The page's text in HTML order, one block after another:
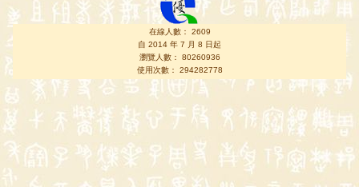
在線人數： 2609
自 2014 年 7 月 8 日起
瀏覽人數： 80260936
使用次數： 294282778